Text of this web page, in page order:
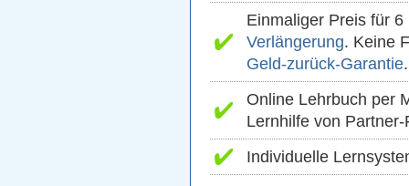
Einmaliger Preis für
Verlängerung. Keine
Geld-zurück-Garantie.
Online Lehrbuch per
Lernhilfe von
Individuelle